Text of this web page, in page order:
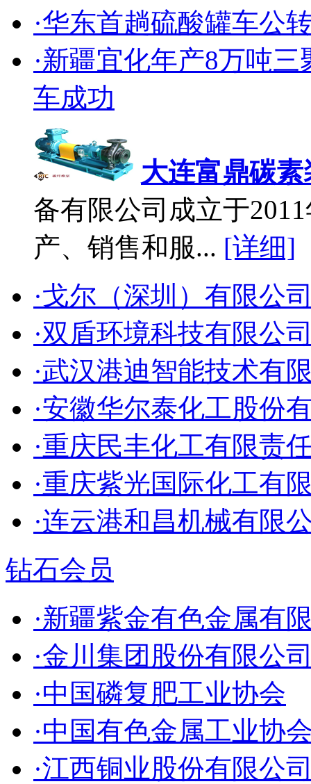
·华东首趟硫酸罐车公
·新疆宜化年产8万吨
车成功
大连富鼎碳
备有限公司成立于
产、销售和服... [详细]
·戈尔（深圳）有限公
·双盾环境科技有限公
·武汉港迪智能技术有
·安徽华尔泰化工股份
·重庆民丰化工有限责
·重庆紫光国际化工有
·连云港和昌机械有限
钻石会员
·新疆紫金有色金属有
·金川集团股份有限公
·中国磷复肥工业协会
·中国有色金属工业协
·江西铜业股份有限公